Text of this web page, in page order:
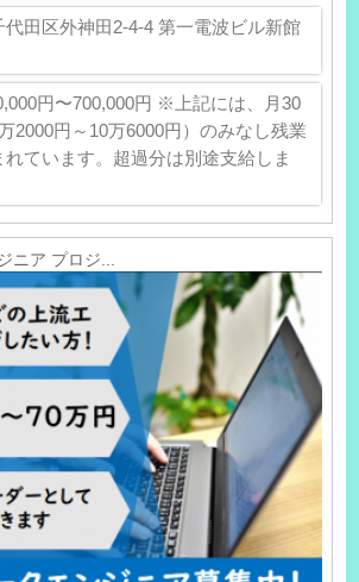
代田区外神田2-4-4 第一電波ビル新館
円〜700,000円 ※上記には、月30
2000円～10万6000円）のみなし残業
れています。超過分は別途支給しま
ニア プロジ...